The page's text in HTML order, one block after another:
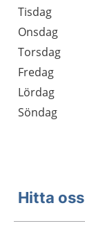
Tisdag
Onsdag
Torsdag
Fredag
Lördag
Söndag
Hitta oss